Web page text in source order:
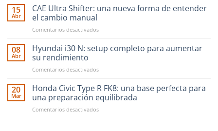
financiar
en
Motorsport
fácil
nunca
15
Abr
CAE Ultra Shifter: una nueva forma de entender
el cambio manual
Comentarios desactivadosen
Ultra
Shifter:
nueva
de
entender
cambio
08
Abr
Hyundai i30 N: setup completo para aumentar
su rendimiento
Comentarios desactivadosen
i30
setup
completo
20
Mar
Honda Civic Type R FK8: una base perfecta para
una preparación equilibrada
Comentarios desactivadosen